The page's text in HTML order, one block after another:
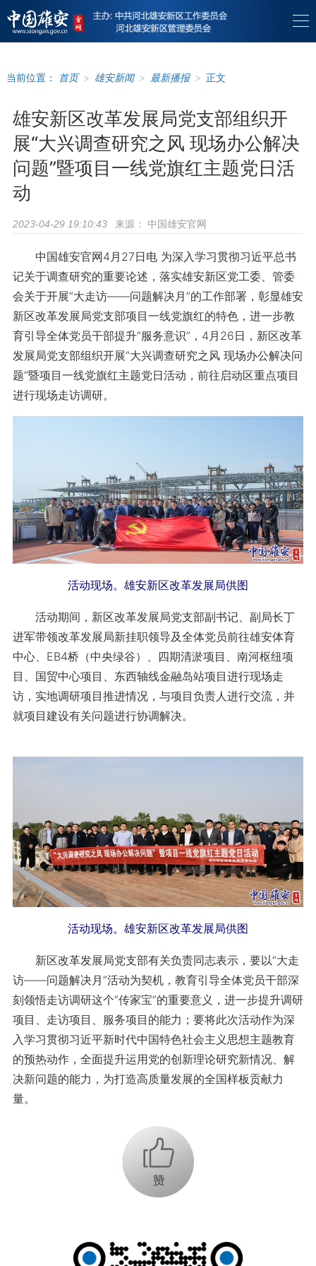
当前位置： 首页 > 雄安新闻 > 最新播报 > 正文
雄安新区改革发展局党支部组织开
展“大兴调查研究之风 现场办公解决
问题”暨项目一线党旗红主题党日活
动
2023-04-29 19:10:43 来源： 中国雄安官网
中国雄安官网4月27日电 为深入学习贯彻习近平总书
记关于调查研究的重要论述，落实雄安新区党工委、管委
会关于开展“大走访——问题解决月”的工作部署，彰显雄安
新区改革发展局党支部项目一线党旗红的特色，进一步教
育引导全体党员干部提升“服务意识”，4月26日，新区改革
发展局党支部组织开展“大兴调查研究之风 现场办公解决问
题”暨项目一线党旗红主题党日活动，前往启动区重点项目
进行现场走访调研。
活动现场。雄安新区改革发展局供图
活动期间，新区改革发展局党支部副书记、副局长丁
进军带领改革发展局新挂职领导及全体党员前往雄安体育
中心、EB4桥（中央绿谷）、四期清淤项目、南河枢纽项
目、国贸中心项目、东西轴线金融岛站项目进行现场走
访，实地调研项目推进情况，与项目负责人进行交流，并
就项目建设有关问题进行协调解决。
活动现场。雄安新区改革发展局供图
新区改革发展局党支部有关负责同志表示，要以“大走
访——问题解决月”活动为契机，教育引导全体党员干部深
刻领悟走访调研这个“传家宝”的重要意义，进一步提升调研
项目、走访项目、服务项目的能力；要将此次活动作为深
入学习贯彻习近平新时代中国特色社会主义思想主题教育
的预热动作，全面提升运用党的创新理论研究新情况、解
决新问题的能力，为打造高质量发展的全国样板贡献力
量。
+1